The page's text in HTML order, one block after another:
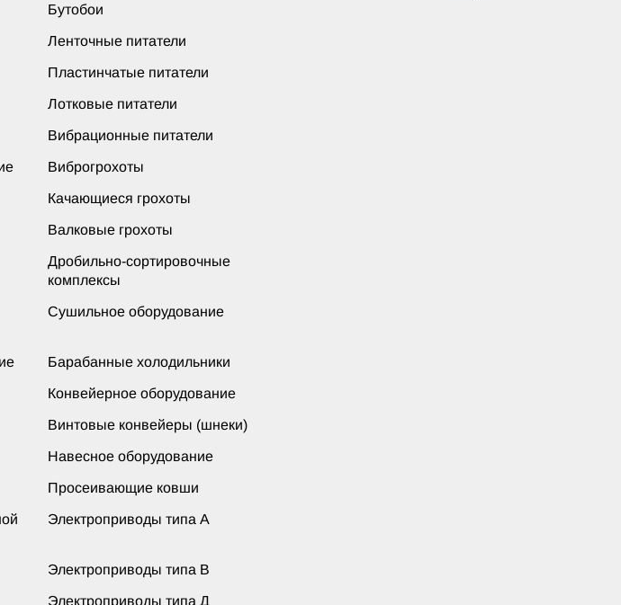
Бутобои
Ленточные питатели
Пластинчатые питатели
Лотковые питатели
Вибрационные питатели
Виброгрохоты
Качающиеся грохоты
Валковые грохоты
Дробильно-сортировочные
комплексы
Сушильное оборудование
Барабанные холодильники
Конвейерное оборудование
Винтовые конвейеры (шнеки)
Навесное оборудование
Просеивающие ковши
Электроприводы типа А
Электроприводы типа В
Электроприводы типа Д